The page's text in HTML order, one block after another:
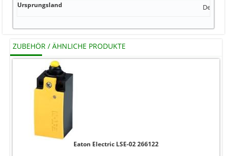
Ursprungsland
ZUBEHÖR / ÄHNLICHE PRODUKTE
Eaton Electric LSE-02 266122